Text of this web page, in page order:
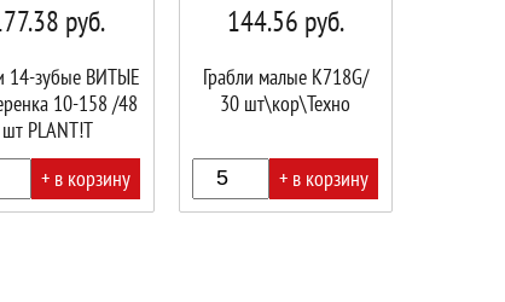
руб.
14-зубые ВИТЫЕ
10-158 /48
шт PLANT!T
+ в корзину
144.56 руб.
Грабли малые K718G/
30 шт\кор\Техно
+ в корзину